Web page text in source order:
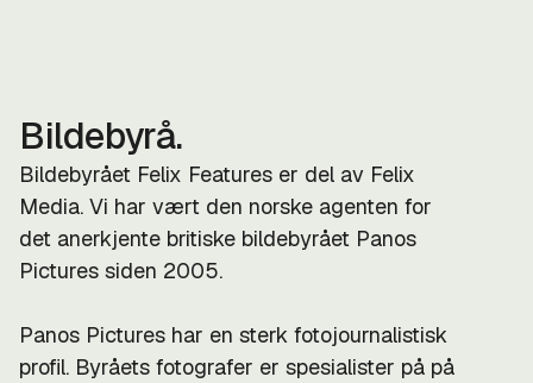
Bildebyrå.
Bildebyrået Felix Features er del av Felix
Media. Vi har vært den norske agenten for
det anerkjente britiske bildebyrået Panos
Pictures siden 2005.
Panos Pictures har en sterk fotojournalistisk
profil. Byråets fotografer er spesialister på på